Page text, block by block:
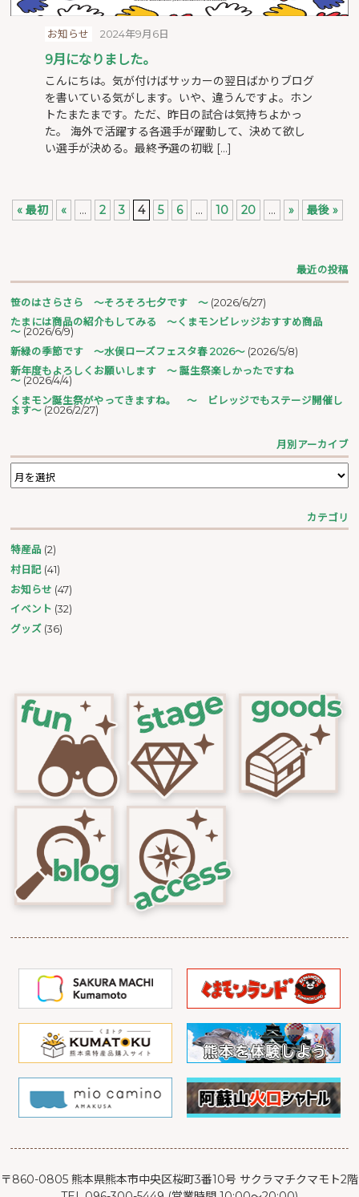
お知らせ 2024年9月6日
9月になりました。
こんにちは。気が付けばサッカーの翌日ばかりブログ
を書いている気がします。いや、違うんですよ。ホン
トたまたまです。ただ、昨日の試合は気持ちよかっ
た。 海外で活躍する各選手が躍動して、決めて欲し
い選手が決める。最終予選の初戦 […]
« 最初 « ... 2 3 4 5 6 ... 10 20 ... » 最後 »
最近の投稿
笹のはさらさら ～そろそろ七夕です ～ (2026/6/27)
たまには商品の紹介もしてみる ～くまモンビレッジおすすめ商品
～ (2026/6/9)
新緑の季節です ～水俣ローズフェスタ春 2026～ (2026/5/8)
新年度もよろしくお願いします ～ 誕生祭楽しかったですね
～ (2026/4/4)
くまモン誕生祭がやってきますね。 ～ ビレッジでもステージ開催し
ます～ (2026/2/27)
月別アーカイブ
カテゴリ
特産品 (2)
村日記 (41)
お知らせ (47)
イベント (32)
グッズ (36)
〒860-0805 熊本県熊本市中央区桜町3番10号 サクラマチクマモト2階